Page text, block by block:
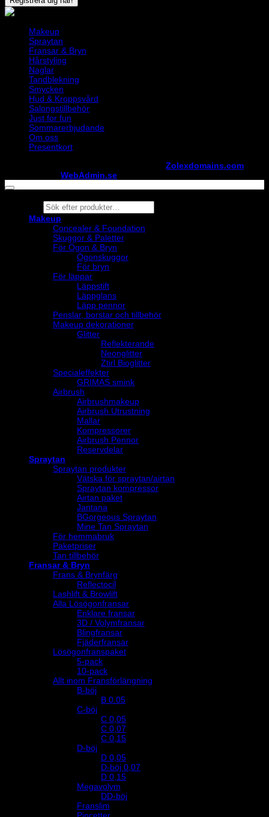
Makeup
Spraytan
Fransar & Bryn
Hårstyling
Naglar
Tandblekning
Smycken
Hud & Kroppsvård
Salongstillbehör
Just for fun
Sommarerbjudande
Om oss
Presentkort
Zolexdomains.com
WebAdmin.se
Products
search
Makeup
Concealer & Foundation
Skuggor & Paletter
För Ögon & Bryn
Ögonskuggor
För bryn
För läppar
Läppstift
Läppglans
Läpp pennor
Penslar, borstar och tillbehör
Makeup dekorationer
Glitter
Reflekterande
Neonglitter
Ztirl Bioglitter
Specialeffekter
GRIMAS smink
Airbrush
Airbrushmakeup
Airbrush Utrustning
Mallar
Kompressorer
Airbrush Pennor
Reservdelar
Spraytan
Spraytan produkter
Vätska för spraytan/airtan
Spraytan kompressor
Airtan paket
Jantana
BGorgeous Spraytan
Mine Tan Spraytan
För hemmabruk
Paketpriser
Tan tillbehör
Fransar & Bryn
Frans & Brynfärg
Reflectocil
Lashlift & Browlift
Alla Lösögonfransar
Enklare fransar
3D / Volymfransar
Blingfransar
Fjäderfransar
Lösögonfranspaket
5-pack
10-pack
Allt inom Fransförlängning
B-böj
B 0.05
C-böj
C 0,05
C 0,07
C 0,15
D-böj
D 0,05
D-böj 0,07
D 0,15
Megavolym
DD-böj
Franslim